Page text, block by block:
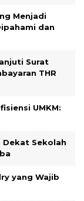
Menjadi
dan
Surat
THR
UMKM:
Dekat Sekolah
yang Wajib